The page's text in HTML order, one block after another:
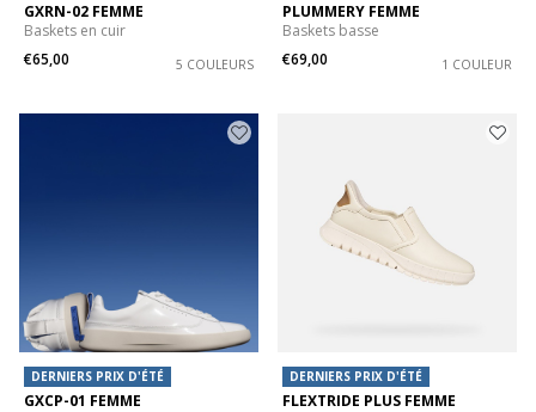
GXRN-02 FEMME
Baskets en cuir
€65,00
5 COULEURS
PLUMMERY FEMME
Baskets basse
€69,00
1 COULEUR
DERNIERS PRIX D'ÉTÉ
GXCP-01 FEMME
DERNIERS PRIX D'ÉTÉ
FLEXTRIDE PLUS FEMME